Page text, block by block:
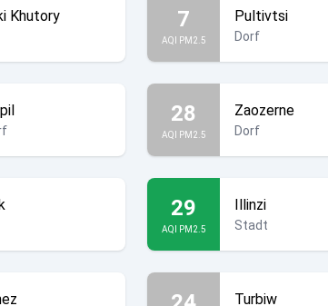
Khutory 7
AQI PM2.5
Pultivtsi
Dorf
28
AQI PM2.5
Zaozerne
Dorf
29
AQI PM2.5
Illinzi
Stadt
Turbiw